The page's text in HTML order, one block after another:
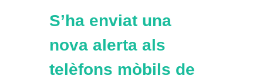
S’ha enviat una
nova alerta als
telèfons mòbils de